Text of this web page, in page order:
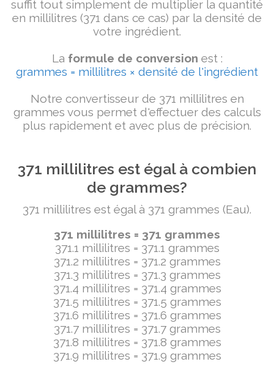
suffit tout simplement de multiplier la quantité
en millilitres (371 dans ce cas) par la densité de
votre ingrédient.
La formule de conversion est :
grammes = millilitres × densité de l'ingrédient
Notre convertisseur de 371 millilitres en
grammes vous permet d'effectuer des calculs
plus rapidement et avec plus de précision.
371 millilitres est égal à combien
de grammes?
371 millilitres est égal à 371 grammes (Eau).
371 millilitres = 371 grammes
371.1 millilitres = 371.1 grammes
371.2 millilitres = 371.2 grammes
371.3 millilitres = 371.3 grammes
371.4 millilitres = 371.4 grammes
371.5 millilitres = 371.5 grammes
371.6 millilitres = 371.6 grammes
371.7 millilitres = 371.7 grammes
371.8 millilitres = 371.8 grammes
371.9 millilitres = 371.9 grammes